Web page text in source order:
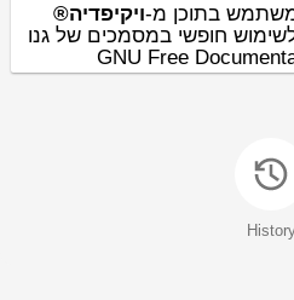
בתוכן מ-ויקיפדיה®
לשימוש חופשי במסמכים של גנו
GNU Free